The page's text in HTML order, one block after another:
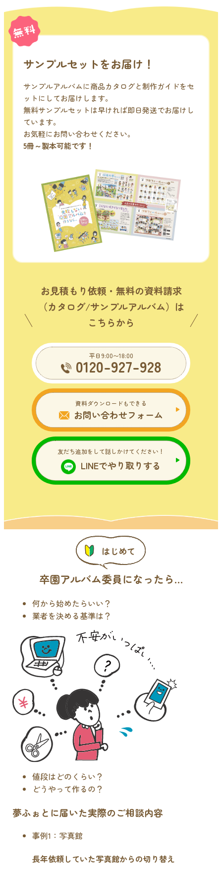
サンプルセットをお届け！
サンプルアルバムに商品カタログと制作ガイドをセ
ットにしてお届けします。
無料サンプルセットは早ければ即日発送でお届けし
ています。
お気軽にお問い合わせください。
5冊～製本可能です！
お見積もり依頼・無料の資料請求
（カタログ/サンプルアルバム）は
こちらから
平日9:00〜18:00
0120-927-928
資料ダウンロードもできる
お問い合わせフォーム
友だち追加をして話しかけてください！
LINEでやり取りする
はじめて
卒園アルバム委員になったら…
何から始めたらいい？
業者を決める基準は？
値段はどのくらい？
どうやって作るの？
夢ふぉとに届いた実際のご相談内容
事例1：写真館
長年依頼していた写真館からの切り替え